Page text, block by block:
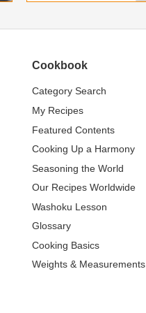
Cookbook
Category Search
My Recipes
Featured Contents
Cooking Up a Harmony
Seasoning the World
Our Recipes Worldwide
Washoku Lesson
Glossary
Cooking Basics
Weights & Measurements